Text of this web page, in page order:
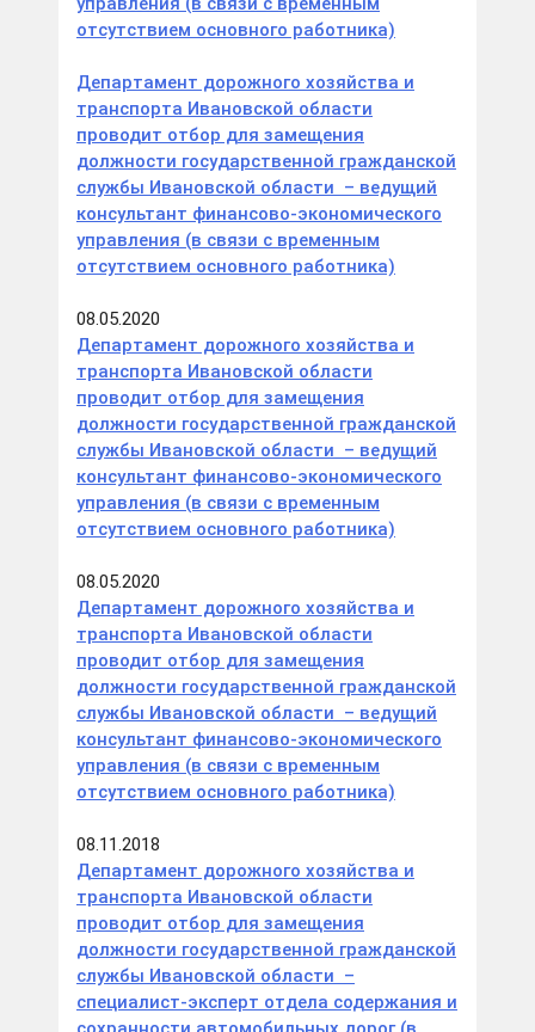
отсутствием основного работника)
Департамент дорожного хозяйства и
транспорта Ивановской области
проводит отбор для замещения
должности государственной гражданской
службы Ивановской области – ведущий
консультант финансово-экономического
управления (в связи с временным
отсутствием основного работника)
08.05.2020
Департамент дорожного хозяйства и
транспорта Ивановской области
проводит отбор для замещения
должности государственной гражданской
службы Ивановской области – ведущий
консультант финансово-экономического
управления (в связи с временным
отсутствием основного работника)
08.05.2020
Департамент дорожного хозяйства и
транспорта Ивановской области
проводит отбор для замещения
должности государственной гражданской
службы Ивановской области – ведущий
консультант финансово-экономического
управления (в связи с временным
отсутствием основного работника)
08.11.2018
Департамент дорожного хозяйства и
транспорта Ивановской области
проводит отбор для замещения
должности государственной гражданской
службы Ивановской области –
специалист-эксперт отдела содержания и